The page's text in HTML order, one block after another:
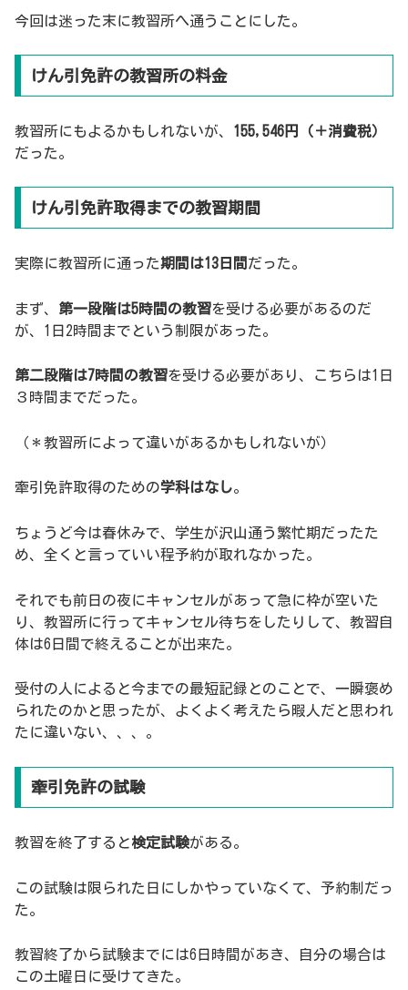
今回は迷った末に教習所へ通うことにした。
けん引免許の教習所の料金
教習所にもよるかもしれないが、 155,546円（＋消費税）
だった。
けん引免許取得までの教習期間
実際に教習所に通った期間は13日間 だった。
まず、 第一段階は5時間の教習を受ける必要があるのだ
が、1日2時間までという制限があった。
第二段階は7時間の教習を受ける必要があり、こちらは1日
３時間までだった。
（＊教習所によって違いがあるかもしれないが）
牽引免許取得のための学科はなし。
ちょうど今は春休みで、学生が沢山通う繁忙期だったた
め、全くと言っていい程予約が取れなかった。
それでも前日の夜にキャンセルがあって急に枠が空いた
り、教習所に行ってキャンセル待ちをしたりして、教習自
体は6日間で終えることが出来た。
受付の人によると今までの最短記録とのことで、一瞬褒め
られたのかと思ったが、よくよく考えたら暇人だと思われ
たに違いない、、、。
牽引免許の試験
教習を終了すると検定試験がある。
この試験は限られた日にしかやっていなくて、予約制だっ
た。
教習終了から試験までには6日時間があき、自分の場合は
この土曜日に受けてきた。